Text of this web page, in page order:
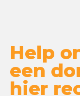
Help
een
hier